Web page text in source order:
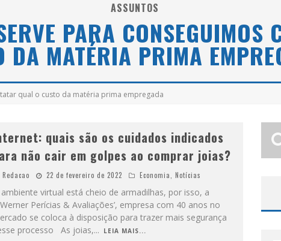
V
OTAÇÃO PARA O CONCURSO RAINHA DO PEDRO LEOPOLDO RODEIO SHOW 2026 É LIBERADA NO G1
S
UZY BRASIL DESEMBARCA EM BELO HORIZONTE NESTA QUINTA-FEIRA COM O ESPETÁCULO “UMA NOITE HORRIPILANTE”
ASSUNTOS
PARA CONSEGUIMOS
DA MATÉRIA PRIMA
qual o custo da matéria prima empregada
quais são os cuidados indicados
não cair em golpes ao comprar joias?
Redacao 22 de fevereiro de 2022 Economia Notícias
virtual está cheio de armadilhas, por isso, a
Perícias & Avaliações’, empresa com 40 anos no
se coloca à disposição para trazer mais segurança
processo As joias,... LEIA MAIS...